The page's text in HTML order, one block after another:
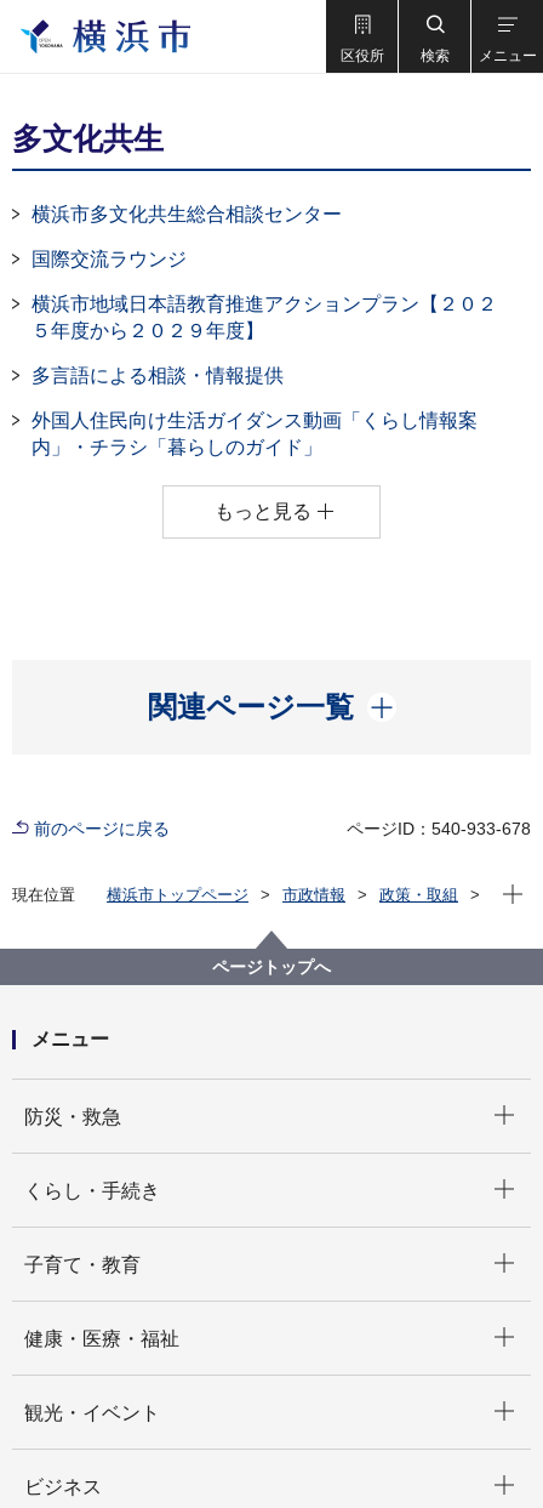
区役所 検索 メニュー
多文化共生
横浜市多文化共生総合相談センター
国際交流ラウンジ
横浜市地域日本語教育推進アクションプラン【２０２
５年度から２０２９年度】
多言語による相談・情報提供
外国人住民向け生活ガイダンス動画「くらし情報案
内」・チラシ「暮らしのガイド」
もっと見る
関連ページ一覧
開く
前のページに戻る ページID：540-933-678
現在位置 横浜市トップページ 市政情報
政策・取組
現在
ページトップへ
メニュー
防災・救急
くらし・手続き
子育て・教育
健康・医療・福祉
観光・イベント
ビジネス